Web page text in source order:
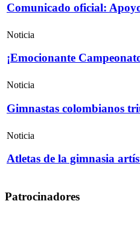
Comunicado oficial:
Noticia
¡Emocionante
Noticia
Gimnastas colombianos
Noticia
Atletas de la gimnasia
Patrocinadores